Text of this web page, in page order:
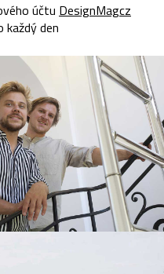
účtu DesignMagcz
každý den